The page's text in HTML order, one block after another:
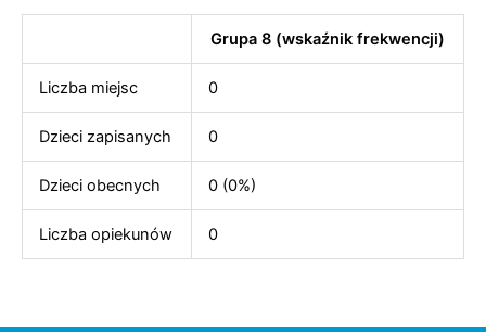
Grupa 8 (wskaźnik frekwencji)
Liczba miejsc 0
Dzieci zapisanych 0
Dzieci obecnych 0 (0%)
Liczba opiekunów 0